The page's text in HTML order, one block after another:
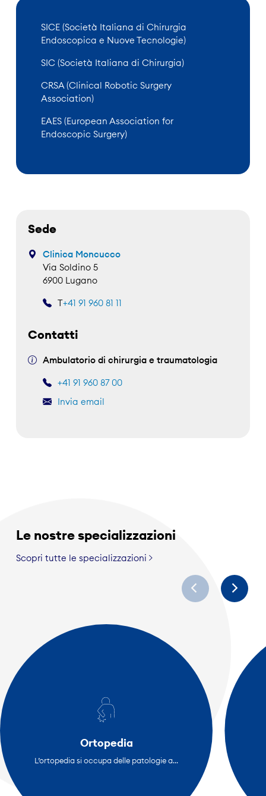
SICE (Società Italiana di Chirurgia
Endoscopica e Nuove Tecnologie)
SIC (Società Italiana di Chirurgia)
CRSA (Clinical Robotic Surgery
Association)
EAES (European Association for
Endoscopic Surgery)
Sede
Clinica Moncucco
Via Soldino 5
6900 Lugano
T+41 91 960 81 11
Contatti
Ambulatorio di chirurgia e traumatologia
+41 91 960 87 00
Invia email
Le nostre specializzazioni
Scopri tutte le specializzazioni
Ortopedia
L’ortopedia si occupa delle patologie a...